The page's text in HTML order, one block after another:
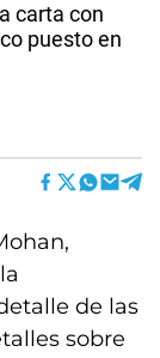
carta con
puesto en
de las
sobre